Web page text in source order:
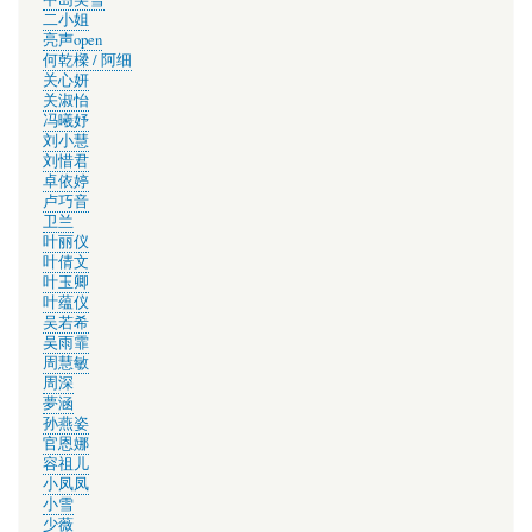
二小姐
亮声open
何乾樑 / 阿细
关心妍
关淑怡
冯曦妤
刘小慧
刘惜君
卓依婷
卢巧音
卫兰
叶丽仪
叶倩文
叶玉卿
叶蕴仪
吴若希
吴雨霏
周慧敏
周深
夢涵
孙燕姿
官恩娜
容祖儿
小凤凤
小雪
少薇